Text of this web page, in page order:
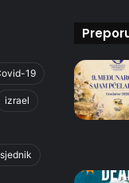
19
izrael